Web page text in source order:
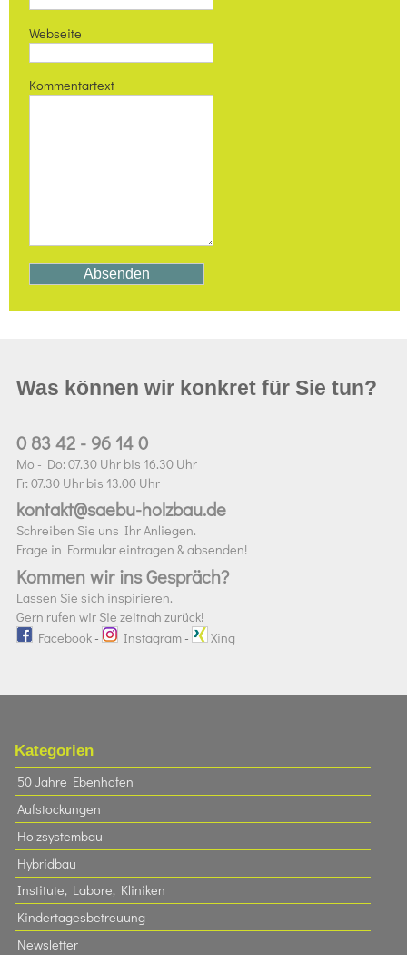
Webseite
Kommentartext
Was können wir konkret für Sie tun?
0 83 42 - 96 14 0
Mo - Do: 07.30 Uhr bis 16.30 Uhr
Fr: 07.30 Uhr bis 13.00 Uhr
kontakt@saebu-holzbau.de
Schreiben Sie uns Ihr Anliegen.
Frage in Formular eintragen & absenden!
Kommen wir ins Gespräch?
Lassen Sie sich inspirieren.
Gern rufen wir Sie zeitnah zurück!
Facebook- Instagram- Xing
Kategorien
50 Jahre Ebenhofen
Aufstockungen
Holzsystembau
Hybridbau
Institute, Labore, Kliniken
Kindertagesbetreuung
Newsletter